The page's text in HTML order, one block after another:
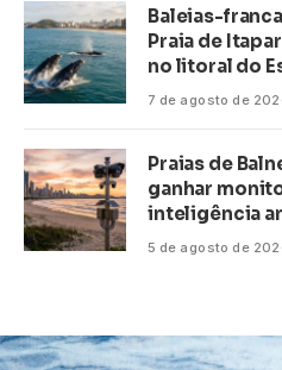
Baleias-
Praia de
no litoral do
7 de agosto de
Praias de
ganhar
inteligência
5 de agosto de